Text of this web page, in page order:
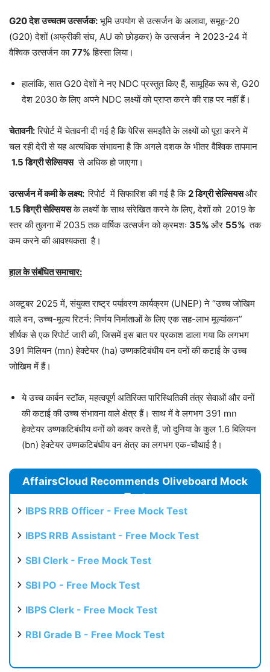
G20 देश उच्चतम उत्सर्जक: भूमि उपयोग से उत्सर्जन के अलावा, समूह-20
(G20) देशों (अफ्रीकी संघ, AU को छोड़कर) के उत्सर्जन ने 2023-24 में
वैश्विक उत्सर्जन का77% हिस्सा लिया।
हालांकि, सात G20 देशों ने नए NDC प्रस्तुत किए हैं, सामूहिक रूप से, G20
देश 2030 के लिए अपने NDC लक्ष्यों को प्राप्त करने की राह पर नहीं हैं।
चेतावनी:रिपोर्ट में चेतावनी दी गई है कि पेरिस समझौते के लक्ष्यों को पूरा करने में
चल रही देरी से यह अत्यधिक संभावना है कि अगले दशक के भीतर वैश्विक तापमान
1.5 डिग्री सेल्सियससे अधिक हो जाएगा।
उत्सर्जन में कमी के लक्ष्य:रिपोर्ट में सिफारिश की गई है कि 2 डिग्री सेल्सियसऔर
1.5 डिग्री सेल्सियसके लक्ष्यों के साथ संरेखित करने के लिए, देशों को 2019 के
स्तर की तुलना में 2035 तक वार्षिक उत्सर्जन को क्रमशः 35% और 55% तक
कम करने की आवश्यकता है।
हाल के संबंधित समाचार:
अक्टूबर 2025 में, संयुक्त राष्ट्र पर्यावरण कार्यक्रम (UNEP) ने “उच्च जोखिम
वाले वन, उच्च-मूल्य रिटर्न: निर्णय निर्माताओं के लिए एक सह-लाभ मूल्यांकन”
शीर्षक से एक रिपोर्ट जारी की, जिसमें इस बात पर प्रकाश डाला गया कि लगभग
391 मिलियन (mn) हेक्टेयर (ha) उष्णकटिबंधीय वन वनों की कटाई के उच्च
जोखिम में हैं।
ये उच्च कार्बन स्टॉक, महत्वपूर्ण अतिरिक्त पारिस्थितिकी तंत्र सेवाओं और वनों
की कटाई की उच्च संभावना वाले क्षेत्र हैं। साथ में वे लगभग 391 mn
हेक्टेयर उष्णकटिबंधीय वनों को कवर करते हैं, जो दुनिया के कुल 1.6 बिलियन
(bn) हेक्टेयर उष्णकटिबंधीय वन क्षेत्र का लगभग एक-चौथाई है।
AffairsCloud Recommends Oliveboard Mock
Test
IBPS RRB Officer - Free Mock Test
IBPS RRB Assistant - Free Mock Test
SBI Clerk - Free Mock Test
SBI PO - Free Mock Test
IBPS Clerk - Free Mock Test
RBI Grade B - Free Mock Test